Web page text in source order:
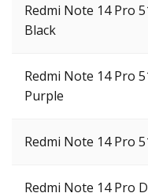
Redmi Note 14 Pro
Black
Redmi Note 14 Pro
Purple
Redmi Note 14 Pro
Redmi Note 14 Pro